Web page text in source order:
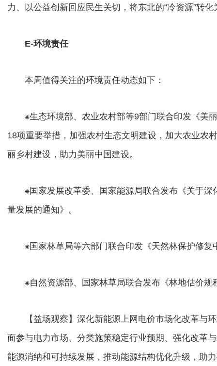
力、以公益创新回应民生关切，将东北的“冷资源”转
E-环境责任
本周值得关注的环境责任动态如下：
⁕生态环境部、农业农村部等9部门联合印发《美
18项重要举措，加强农村生态文明建设，加大农业农
丽乡村建设，助力美丽中国建设。
⁕国家发展改革委、国家能源局联合发布《关于深
量发展的通知》。
⁕国家林草局等六部门联合印发《天然林保护修复
⁕自然资源部、国家林草局联合发布《林地估价规
【益场观察】深化新能源上网电价市场化改革与环
面参与电力市场、分类施策稳定行业预期、强化改革
能源消纳和可持续发展，推动能源结构优化升级，助